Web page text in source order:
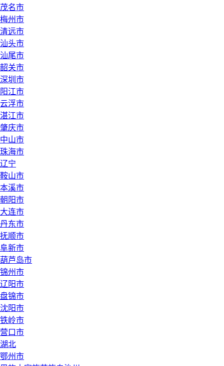
茂名市
梅州市
清远市
汕头市
汕尾市
韶关市
深圳市
阳江市
云浮市
湛江市
肇庆市
中山市
珠海市
辽宁
鞍山市
本溪市
朝阳市
大连市
丹东市
抚顺市
阜新市
葫芦岛市
锦州市
辽阳市
盘锦市
沈阳市
铁岭市
营口市
湖北
鄂州市